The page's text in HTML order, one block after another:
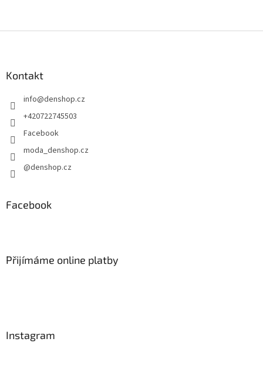
Kontakt
info@denshop.cz
+420722745503
Facebook
moda_denshop.cz
@denshop.cz
Facebook
Přijímáme online platby
Instagram